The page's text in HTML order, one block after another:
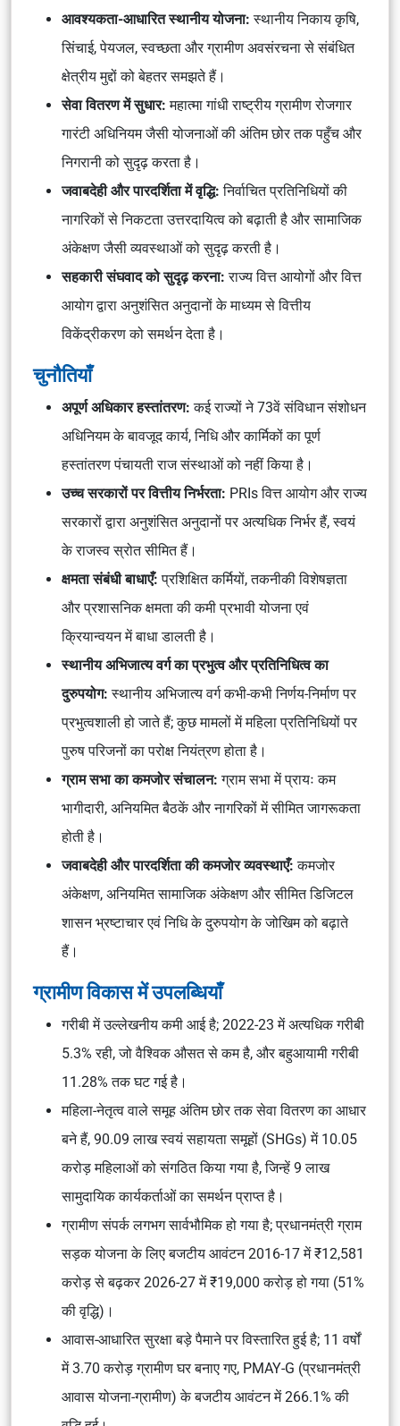
आवश्यकता-आधारित स्थानीय योजना: स्थानीय निकाय कृषि,
सिंचाई, पेयजल, स्वच्छता और ग्रामीण अवसंरचना से संबंधित
क्षेत्रीय मुद्दों को बेहतर समझते हैं।
सेवा वितरण में सुधार: महात्मा गांधी राष्ट्रीय ग्रामीण रोजगार
गारंटी अधिनियम जैसी योजनाओं की अंतिम छोर तक पहुँच और
निगरानी को सुदृढ़ करता है।
जवाबदेही और पारदर्शिता में वृद्धि: निर्वाचित प्रतिनिधियों की
नागरिकों से निकटता उत्तरदायित्व को बढ़ाती है और सामाजिक
अंकेक्षण जैसी व्यवस्थाओं को सुदृढ़ करती है।
सहकारी संघवाद को सुदृढ़ करना: राज्य वित्त आयोगों और वित्त
आयोग द्वारा अनुशंसित अनुदानों के माध्यम से वित्तीय
विकेंद्रीकरण को समर्थन देता है।
चुनौतियाँ
अपूर्ण अधिकार हस्तांतरण: कई राज्यों ने 73वें संविधान संशोधन
अधिनियम के बावजूद कार्य, निधि और कार्मिकों का पूर्ण
हस्तांतरण पंचायती राज संस्थाओं को नहीं किया है।
उच्च सरकारों पर वित्तीय निर्भरता: PRIs वित्त आयोग और राज्य
सरकारों द्वारा अनुशंसित अनुदानों पर अत्यधिक निर्भर हैं, स्वयं
के राजस्व स्रोत सीमित हैं।
क्षमता संबंधी बाधाएँ: प्रशिक्षित कर्मियों, तकनीकी विशेषज्ञता
और प्रशासनिक क्षमता की कमी प्रभावी योजना एवं
क्रियान्वयन में बाधा डालती है।
स्थानीय अभिजात्य वर्ग का प्रभुत्व और प्रतिनिधित्व का
दुरुपयोग: स्थानीय अभिजात्य वर्ग कभी-कभी निर्णय-निर्माण पर
प्रभुत्वशाली हो जाते हैं; कुछ मामलों में महिला प्रतिनिधियों पर
पुरुष परिजनों का परोक्ष नियंत्रण होता है।
ग्राम सभा का कमजोर संचालन: ग्राम सभा में प्रायः कम
भागीदारी, अनियमित बैठकें और नागरिकों में सीमित जागरूकता
होती है।
जवाबदेही और पारदर्शिता की कमजोर व्यवस्थाएँ: कमजोर
अंकेक्षण, अनियमित सामाजिक अंकेक्षण और सीमित डिजिटल
शासन भ्रष्टाचार एवं निधि के दुरुपयोग के जोखिम को बढ़ाते
हैं।
ग्रामीण विकास में उपलब्धियाँ
गरीबी में उल्लेखनीय कमी आई है; 2022-23 में अत्यधिक गरीबी
5.3% रही, जो वैश्विक औसत से कम है, और बहुआयामी गरीबी
11.28% तक घट गई है।
महिला-नेतृत्व वाले समूह अंतिम छोर तक सेवा वितरण का आधार
बने हैं, 90.09 लाख स्वयं सहायता समूहों (SHGs) में 10.05
करोड़ महिलाओं को संगठित किया गया है, जिन्हें 9 लाख
सामुदायिक कार्यकर्ताओं का समर्थन प्राप्त है।
ग्रामीण संपर्क लगभग सार्वभौमिक हो गया है; प्रधानमंत्री ग्राम
सड़क योजना के लिए बजटीय आवंटन 2016-17 में ₹12,581
करोड़ से बढ़कर 2026-27 में ₹19,000 करोड़ हो गया (51%
की वृद्धि)।
आवास-आधारित सुरक्षा बड़े पैमाने पर विस्तारित हुई है; 11 वर्षों
में 3.70 करोड़ ग्रामीण घर बनाए गए, PMAY-G (प्रधानमंत्री
आवास योजना-ग्रामीण) के बजटीय आवंटन में 266.1% की